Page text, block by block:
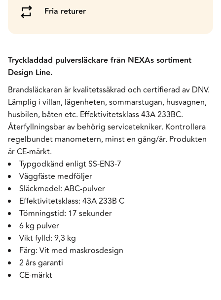
Fria returer
Tryckladdad pulversläckare från NEXAs sortiment
Design Line.
Brandsläckaren är kvalitetssäkrad och certifierad av DNV.
Lämplig i villan, lägenheten, sommarstugan, husvagnen,
husbilen, båten etc. Effektivitetsklass 43A 233BC.
Återfyllningsbar av behörig servicetekniker. Kontrollera
regelbundet manometern, minst en gång/år. Produkten
är CE-märkt.
Typgodkänd enligt SS-EN3-7
Väggfäste medföljer
Släckmedel: ABC-pulver
Effektivitetsklass: 43A 233B C
Tömningstid: 17 sekunder
6 kg pulver
Vikt fylld: 9,3 kg
Färg: Vit med maskrosdesign
2 års garanti
CE-märkt